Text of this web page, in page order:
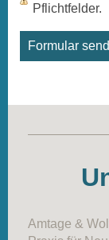
Pflichtfelder.
Amtage &